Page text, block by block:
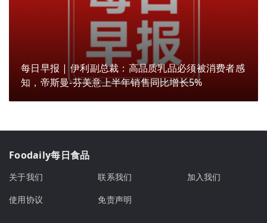
每日早报 | 伊利副总裁：高品质乳品必须被消费者感
知，帝斯曼-芬美意上半年销售同比增长5%
Foodaily每日食品
关于我们 联系我们
加入我们
使用协议
免责声明